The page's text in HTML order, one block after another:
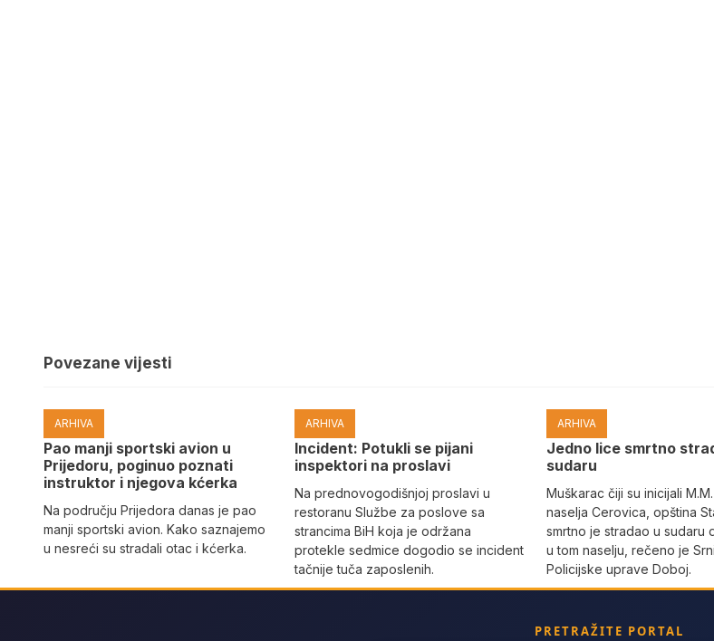
Povezane vijesti
ARHIVA
Pao manji sportski avion u
Prijedoru, poginuo poznati
instruktor i njegova kćerka
Na području Prijedora danas je pao
manji sportski avion. Kako saznajemo
u nesreći su stradali otac i kćerka.
ARHIVA
Incident: Potukli se pijani
inspektori na proslavi
Na prednovogodišnjoj proslavi u
restoranu Službe za poslove sa
strancima BiH koja je održana
protekle sedmice dogodio se incident
tačnije tuča zaposlenih.
ARHIVA
Јedno lice smrtno
sudaru
Muškarac čiji su inicijali
naselja Cerovica, opština
smrtno je stradao u sudaru
u tom naselju, rečeno je
Policijske uprave Doboj.
PRETRAŽITE PORTAL